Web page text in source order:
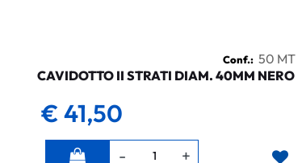
Conf.: 50 MT
CAVIDOTTO II STRATI DIAM. 40MM NERO
€ 41,50
Quantità